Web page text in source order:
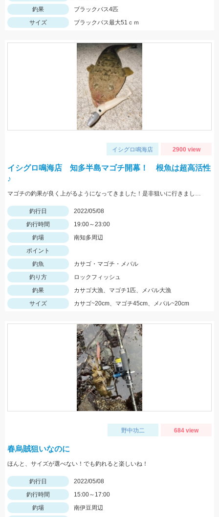
釣果
ブラックバス4匹
サイズ
ブラックバス最大51ｃｍ
イシグロ鳴海店 2900 view
イシグロ鳴海店 知多半島マゴチ開幕！ 根魚は超高活性
♪
マゴチの釣果が良く上がるようになってきました！是非狙いに行きましょう♪
釣行日
2022/05/08
釣行時間
19:00～23:00
釣場
南知多周辺
ポイント
釣魚
カサゴ・マゴチ・メバル
釣り方
ロックフィッシュ
釣果
カサゴ大漁、マゴチ1匹、メバル大漁
サイズ
カサゴ~20cm、マゴチ45cm、メバル~20cm
野中功二 684 view
春烏賊狙いなのに
ほんと、サイズが選べない！でも釣れると楽しいね！
釣行日
2022/05/08
釣行時間
15:00～17:00
釣場
南伊豆周辺